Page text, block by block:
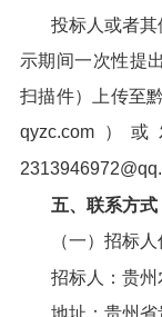
投标人或者
示期间一次性提
扫描件）上传至
qyzc.com）
五、联系方式
（一）招标人
招标人：贵州